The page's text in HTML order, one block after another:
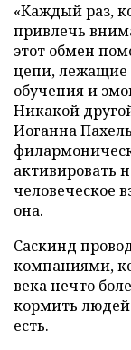
«Каждый раз,
привлечь
этот обмен
цепи, лежащие
обучения и
Никакой
Иоганна
активировать
человеческое
она.
Саскинд
компаниями,
века нечто
кормить
есть.